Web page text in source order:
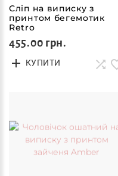
Сліп на виписку з
принтом бегемотик
Retro
455.00 грн.
КУПИТИ